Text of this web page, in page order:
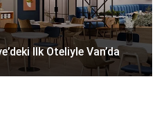
Ilk Oteliyle Van’da